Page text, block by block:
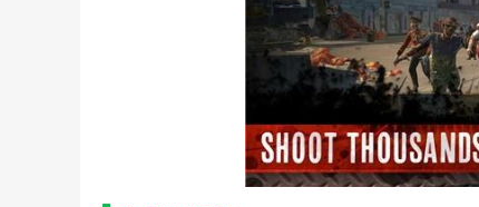
部落冲突手游新手攻略
流放之路涂油配方(流
部落冲突新手单机攻略
亡灵传说手游攻略(亡
部落冲突新手单机攻
亡灵传说手游攻略(亡
部落冲突游戏小技巧
亡灵传说手游攻略(亡